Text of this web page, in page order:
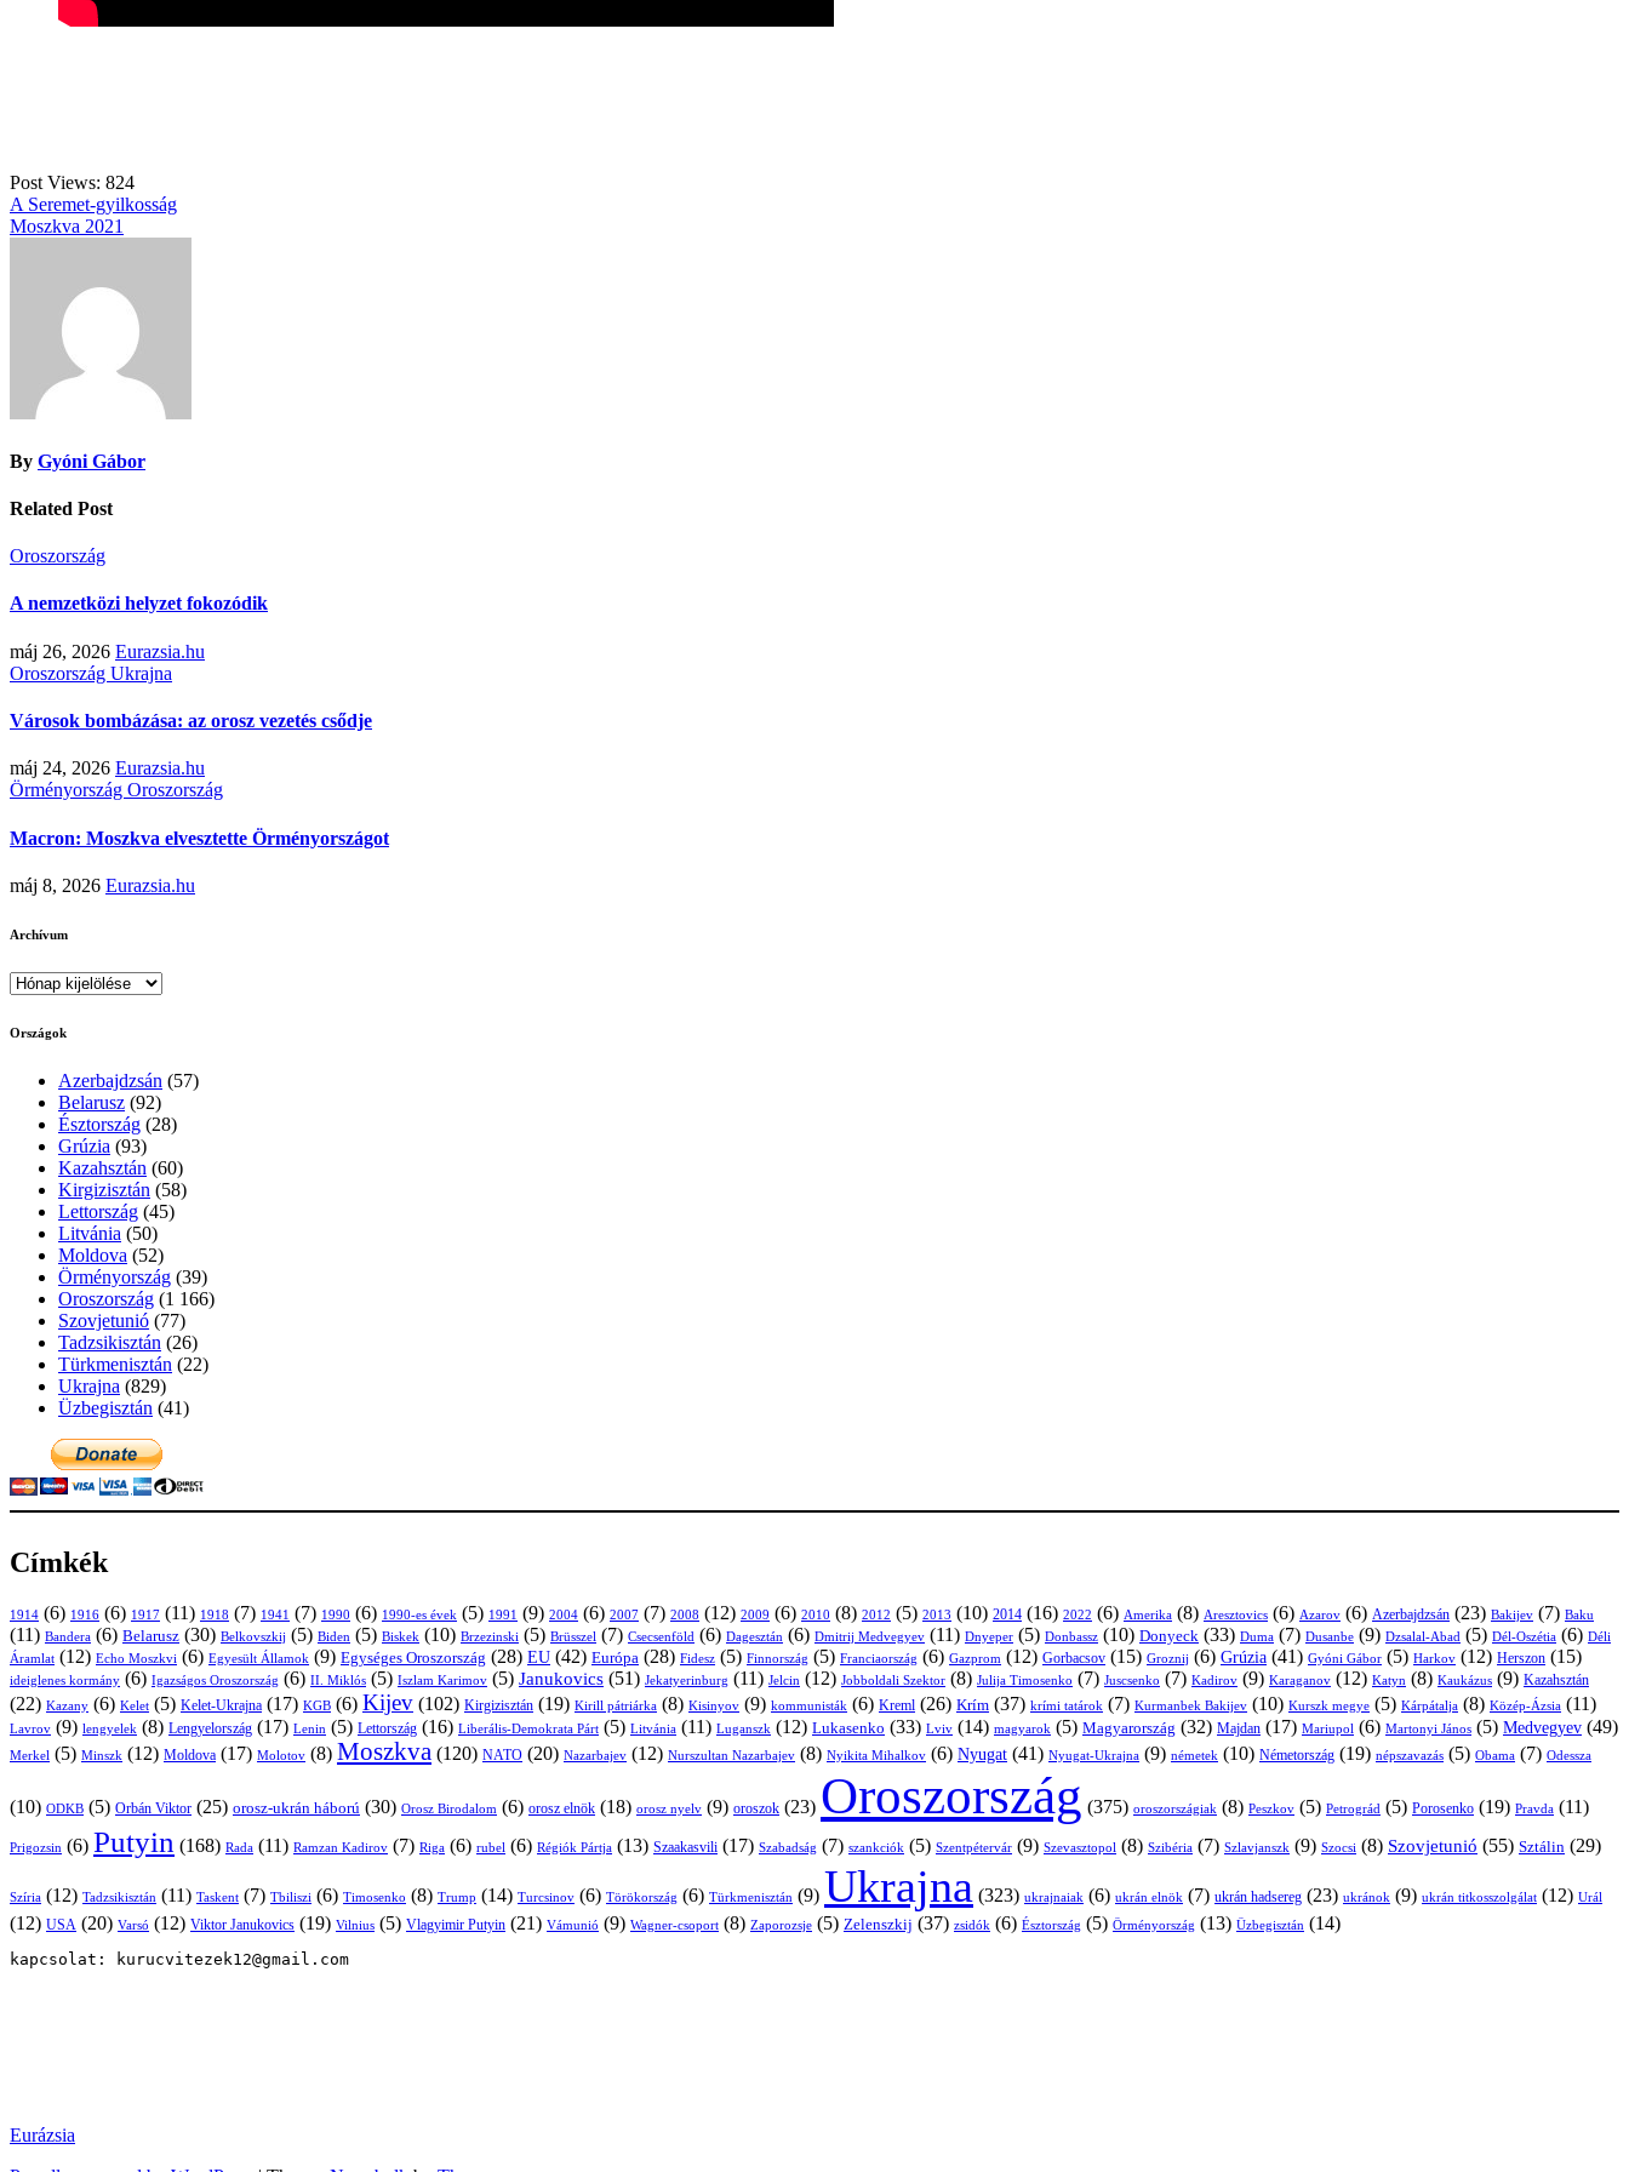
Post Views: 824
Bejegyzés
navigáció
A Seremet-gyilkosság
Moszkva 2021
By Gyóni Gábor
Related Post
Oroszország
A nemzetközi helyzet fokozódik
máj 26, 2026 Eurazsia.hu
Oroszország Ukrajna
Városok bombázása: az orosz vezetés csődje
máj 24, 2026 Eurazsia.hu
Örményország Oroszország
Macron: Moszkva elvesztette Örményországot
máj 8, 2026 Eurazsia.hu
Archívum
Archívum
Országok
Azerbajdzsán (57)
Belarusz (92)
Észtország (28)
Grúzia (93)
Kazahsztán (60)
Kirgizisztán (58)
Lettország (45)
Litvánia (50)
Moldova (52)
Örményország (39)
Oroszország (1 166)
Szovjetunió (77)
Tadzsikisztán (26)
Türkmenisztán (22)
Ukrajna (829)
Üzbegisztán (41)
Címkék
1914 (6) 1916 (6) 1917 (11) 1918 (7) 1941 (7) 1990 (6) 1990-es évek (5) 1991 (9) 2004 (6) 2007 (7) 2008 (12) 2009 (6) 2010 (8) 2012 (5) 2013 (10) 2014 (16) 2022 (6) Amerika (8) Aresztovics (6) Azarov (6) Azerbajdzsán (23) Bakijev (7) Baku
(11) Bandera (6) Belarusz (30) Belkovszkij (5) Biden (5) Biskek (10) Brzezinski (5) Brüsszel (7) Csecsenföld (6) Dagesztán (6) Dmitrij Medvegyev (11) Dnyeper (5) Donbassz (10) Donyeck (33) Duma (7) Dusanbe (9) Dzsalal-Abad (5) Dél-Oszétia (6) Déli
Áramlat (12) Echo Moszkvi (6) Egyesült Államok (9) Egységes Oroszország (28) EU (42) Európa (28) Fidesz (5) Finnország (5) Franciaország (6) Gazprom (12) Gorbacsov (15) Groznij (6) Grúzia (41) Gyóni Gábor (5) Harkov (12) Herszon (15)
ideiglenes kormány (6) Igazságos Oroszország (6) II. Miklós (5) Iszlam Karimov (5) Janukovics (51) Jekatyerinburg (11) Jelcin (12) Jobboldali Szektor (8) Julija Timosenko (7) Juscsenko (7) Kadirov (9) Karaganov (12) Katyn (8) Kaukázus (9) Kazahsztán
(22) Kazany (6) Kelet (5) Kelet-Ukrajna (17) KGB (6) Kijev (102) Kirgizisztán (19) Kirill pátriárka (8) Kisinyov (9) kommunisták (6) Kreml (26) Krím (37) krími tatárok (7) Kurmanbek Bakijev (10) Kurszk megye (5) Kárpátalja (8) Közép-Ázsia (11)
Lavrov (9) lengyelek (8) Lengyelország (17) Lenin (5) Lettország (16) Liberális-Demokrata Párt (5) Litvánia (11) Luganszk (12) Lukasenko (33) Lviv (14) magyarok (5) Magyarország (32) Majdan (17) Mariupol (6) Martonyi János (5) Medvegyev (49)
Merkel (5) Minszk (12) Moldova (17) Molotov (8) Moszkva (120) NATO (20) Nazarbajev (12) Nurszultan Nazarbajev (8) Nyikita Mihalkov (6) Nyugat (41) Nyugat-Ukrajna (9) németek (10) Németország (19) népszavazás (5) Obama (7) Odessza
(10) ODKB (5) Orbán Viktor (25) orosz-ukrán háború (30) Orosz Birodalom (6) orosz elnök (18) orosz nyelv (9) oroszok (23) Oroszország (375) oroszországiak (8) Peszkov (5) Petrográd (5) Porosenko (19) Pravda (11)
Prigozsin (6) Putyin (168) Rada (11) Ramzan Kadirov (7) Riga (6) rubel (6) Régiók Pártja (13) Szaakasvili (17) Szabadság (7) szankciók (5) Szentpétervár (9) Szevasztopol (8) Szibéria (7) Szlavjanszk (9) Szocsi (8) Szovjetunió (55) Sztálin (29)
Szíria (12) Tadzsikisztán (11) Taskent (7) Tbiliszi (6) Timosenko (8) Trump (14) Turcsinov (6) Törökország (6) Türkmenisztán (9) Ukrajna (323) ukrajnaiak (6) ukrán elnök (7) ukrán hadsereg (23) ukránok (9) ukrán titkosszolgálat (12) Urál
(12) USA (20) Varsó (12) Viktor Janukovics (19) Vilnius (5) Vlagyimir Putyin (21) Vámunió (9) Wagner-csoport (8) Zaporozsje (5) Zelenszkij (37) zsidók (6) Észtország (5) Örményország (13) Üzbegisztán (14)
kapcsolat: kurucvitezek12@gmail.com
Eurázsia